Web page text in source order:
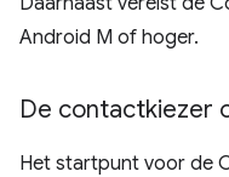
Android M of hoger.
De contactkiezer
Het startpunt voor de